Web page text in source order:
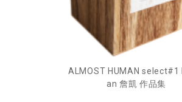
ALMOST HUMAN select#1
an 詹凱 作品集